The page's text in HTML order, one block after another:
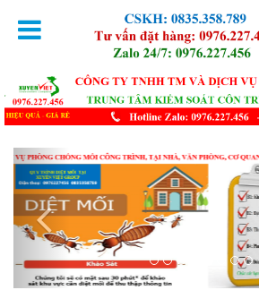
Previous
Trang chủ DỊCH VỤ DIỆT CÔN TRÙNG